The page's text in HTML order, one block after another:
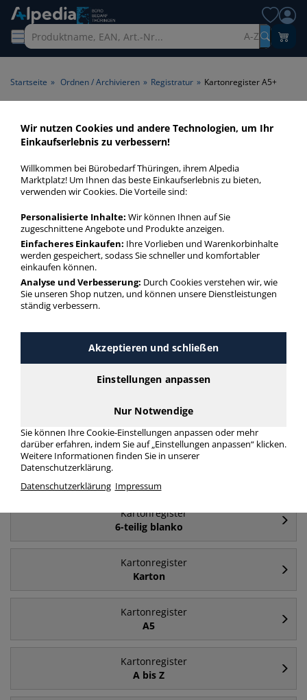
A-Z
Startseite » Ordnen / Archivieren » Registratur » Kartonregister A5+
Kartonregister A5+ > Format
A5+
Kartonregister A5+ in bester Qualität zum günstigen Preis.
Finden Sie schnell Kartonregister A5+ mit unserer Filter-
Kartonregister A5+
mehr Infos zur Kategorie
Kartonregister
A4 - Karton
Kartonregister
A4
Kartonregister
Kartonregister
6-teilig blanko
Kartonregister
Karton
Kartonregister
A5
Kartonregister
A bis Z
Wir nutzen Cookies und andere Technologien, um Ihr
Einkaufserlebnis zu verbessern!
Willkommen bei Bürobedarf Thüringen, ihrem Alpedia
Marktplatz! Um Ihnen das beste Einkaufserlebnis zu bieten,
verwenden wir Cookies. Die Vorteile sind:
Personalisierte Inhalte: Wir können Ihnen auf Sie
zugeschnittene Angebote und Produkte anzeigen.
Einfacheres Einkaufen: Ihre Vorlieben und Warenkorbinhalte
werden gespeichert, sodass Sie schneller und komfortabler
einkaufen können.
Analyse und Verbesserung: Durch Cookies verstehen wir, wie
Sie unseren Shop nutzen, und können unsere Dienstleistungen
ständig verbessern.
Akzeptieren und schließen
Einstellungen anpassen
Nur Notwendige
Sie können Ihre Cookie-Einstellungen anpassen oder mehr
darüber erfahren, indem Sie auf „Einstellungen anpassen“ klicken.
Weitere Informationen finden Sie in unserer
Datenschutzerklärung.
Datenschutzerklärung Impressum